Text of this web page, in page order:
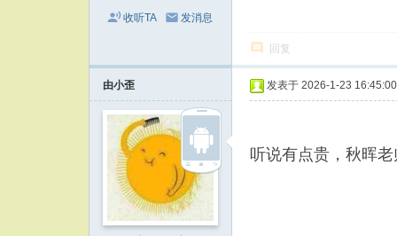
收听TA 发消息
回复
由小歪 发表于 2026-1-23 16:45:00
听说有点贵，秋晖